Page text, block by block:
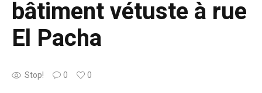
bâtiment vétuste à rue
El Pacha
Stop! 0 0